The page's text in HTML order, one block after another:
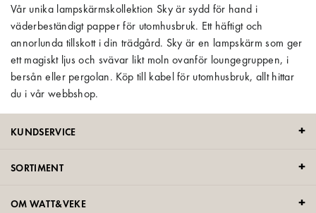
Vår unika lampskärmskollektion Sky är sydd för hand i
väderbeständigt papper för utomhusbruk. Ett häftigt och
annorlunda tillskott i din trädgård. Sky är en lampskärm som ger
ett magiskt ljus och svävar likt moln ovanför loungegruppen, i
bersån eller pergolan. Köp till kabel för utomhusbruk, allt hittar
du i vår webbshop.
KUNDSERVICE
SORTIMENT
OM WATT&VEKE